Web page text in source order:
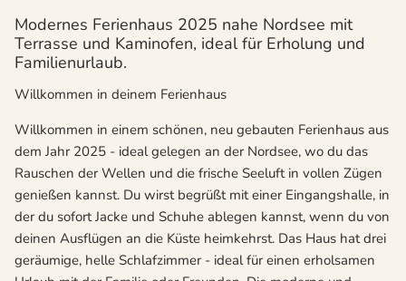
Modernes Ferienhaus 2025 nahe Nordsee mit
Terrasse und Kaminofen, ideal für Erholung und
Familienurlaub.
Willkommen in deinem Ferienhaus
Willkommen in einem schönen, neu gebauten Ferienhaus aus
dem Jahr 2025 - ideal gelegen an der Nordsee, wo du das
Rauschen der Wellen und die frische Seeluft in vollen Zügen
genießen kannst. Du wirst begrüßt mit einer Eingangshalle, in
der du sofort Jacke und Schuhe ablegen kannst, wenn du von
deinen Ausflügen an die Küste heimkehrst. Das Haus hat drei
geräumige, helle Schlafzimmer - ideal für einen erholsamen